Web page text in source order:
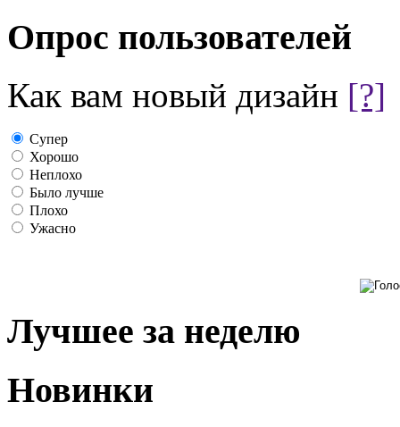
Опрос пользователей
Как вам новый дизайн [?]
Супер
Хорошо
Неплохо
Было лучше
Плохо
Ужасно
Лучшее за неделю
Новинки